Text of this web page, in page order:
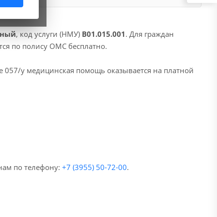
, код услуги (НМУ) B01.015.001. Для граждан
по полису ОМС бесплатно.
у медицинская помощь оказывается на платной
по телефону: +7 (3955) 50-72-00.